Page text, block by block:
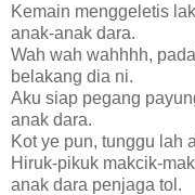
Kemain menggeletis
anak-anak dara.
Wah wah wahhhh,
belakang dia ni.
Aku siap pegang
anak dara.
Kot ye pun, tunggu lah
Hiruk-pikuk makcik-
anak dara penjaga tol.